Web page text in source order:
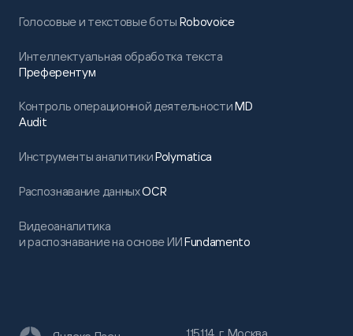
Голосовые и текстовые боты Robovoice
Интеллектуальная обработка текста
Преферентум
Контроль операционной деятельностиMD
Audit
Инструменты аналитикиPolymatica
Распознавание данныхOCR
Видеоаналитика
и распознавание на основе ИИFundamento
115114, г. Москва,